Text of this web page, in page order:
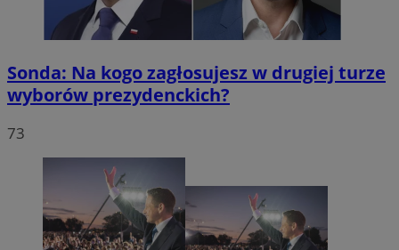
Sonda: Na kogo zagłosujesz w drugiej turze
wyborów prezydenckich?
73